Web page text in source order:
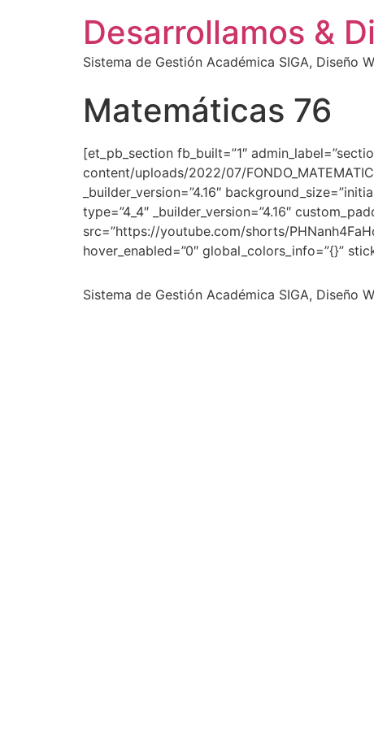
Desarrollamos &
Sistema de Gestión Académica SIGA, Diseño
Matemáticas 76
[et_pb_section fb_built=”1″
content/uploads/2022/07/
_builder_version=”4.16″
type=”4_4″ _builder_version=”4.16″
src=”https://youtube.com/shorts/
hover_enabled=”0″ global_colors_info=”{}”
Sistema de Gestión Académica SIGA, Diseño